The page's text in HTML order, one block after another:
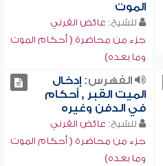
الموت
للشيخ: عائض القرني
جزء من محاضرة ( أحكام الموت
وما بعده)
الفهرس:إدخال
الميت القبر , أحكام
في الدفن وغيره
للشيخ: عائض القرني
جزء من محاضرة ( أحكام الموت
وما بعده)